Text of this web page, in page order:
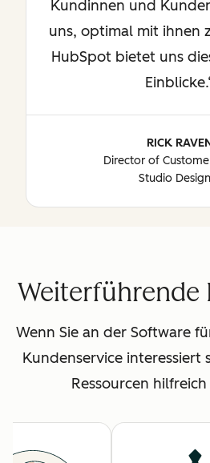
Kundinnen und
uns, optimal mit ihnen
HubSpot bietet uns
Einblicke.
RICK
Director of
Studio
Weiterführende
Wenn Sie an der Software
Kundenservice interessiert
Ressourcen